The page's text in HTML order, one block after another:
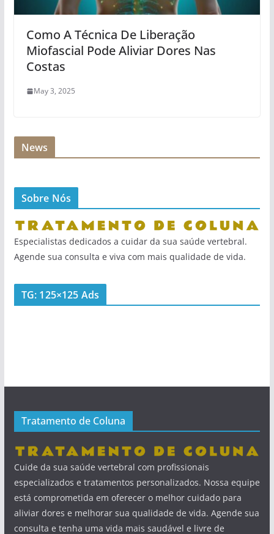
Como A Técnica De Liberação
Miofascial Pode Aliviar Dores Nas
Costas
May 3, 2025
News
Sobre Nós
Especialistas dedicados a cuidar da sua saúde vertebral.
Agende sua consulta e viva com mais qualidade de vida.
TG: 125×125 Ads
Tratamento de Coluna
Cuide da sua saúde vertebral com profissionais
especializados e tratamentos personalizados. Nossa equipe
está comprometida em oferecer o melhor cuidado para
aliviar dores e melhorar sua qualidade de vida. Agende sua
consulta e tenha uma vida mais saudável e livre de